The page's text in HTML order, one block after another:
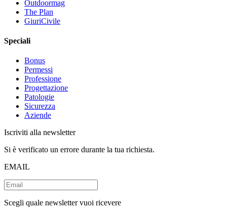
Outdoormag
The Plan
GiuriCivile
Speciali
Bonus
Permessi
Professione
Progettazione
Patologie
Sicurezza
Aziende
Iscriviti alla newsletter
Si è verificato un errore durante la tua richiesta.
EMAIL
Scegli quale newsletter vuoi ricevere